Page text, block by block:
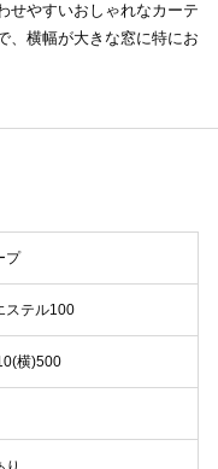
せやすいおしゃれなカーテ
、横幅が大きな窓に特にお
プ
ステル100
横)500